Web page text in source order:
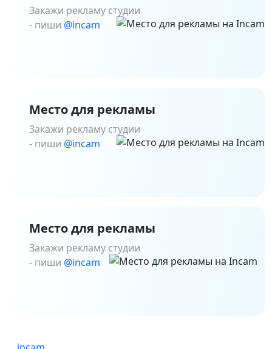
Закажи рекламу студии
- пиши @incam
Место для рекламы
Закажи рекламу студии
- пиши @incam
Место для рекламы
Закажи рекламу студии
- пиши @incam